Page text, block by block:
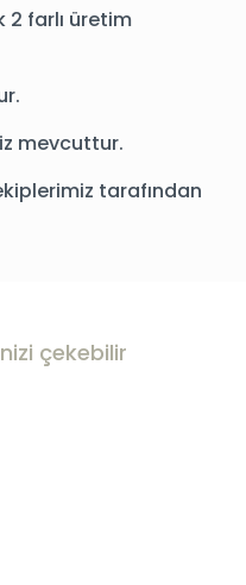
farlı üretim
mevcuttur.
tarafından
çekebilir